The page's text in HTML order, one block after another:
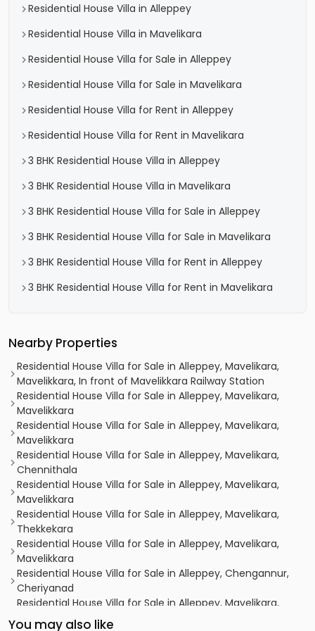
Residential House Villa in Alleppey
Residential House Villa in Mavelikara
Residential House Villa for Sale in Alleppey
Residential House Villa for Sale in Mavelikara
Residential House Villa for Rent in Alleppey
Residential House Villa for Rent in Mavelikara
3 BHK Residential House Villa in Alleppey
3 BHK Residential House Villa in Mavelikara
3 BHK Residential House Villa for Sale in Alleppey
3 BHK Residential House Villa for Sale in Mavelikara
3 BHK Residential House Villa for Rent in Alleppey
3 BHK Residential House Villa for Rent in Mavelikara
Nearby Properties
Residential House Villa for Sale in Alleppey, Mavelikara,
Mavelikkara, In front of Mavelikkara Railway Station
Residential House Villa for Sale in Alleppey, Mavelikara,
Mavelikkara
Residential House Villa for Sale in Alleppey, Mavelikara,
Mavelikkara
Residential House Villa for Sale in Alleppey, Mavelikara,
Chennithala
Residential House Villa for Sale in Alleppey, Mavelikara,
Mavelikkara
Residential House Villa for Sale in Alleppey, Mavelikara,
Thekkekara
Residential House Villa for Sale in Alleppey, Mavelikara,
Mavelikkara
Residential House Villa for Sale in Alleppey, Chengannur,
Cheriyanad
Residential House Villa for Sale in Alleppey, Mavelikara,
You may also like